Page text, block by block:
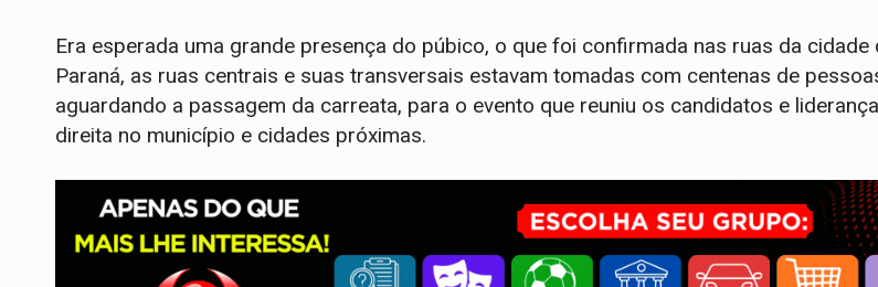
Era esperada uma grande presença do púbico, o que foi confirmada nas ruas da cidade
Paraná, as ruas centrais e suas transversais estavam tomadas com centenas de
aguardando a passagem da carreata, para o evento que reuniu os candidatos e
direita no município e cidades próximas.